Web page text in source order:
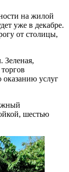
на жилой
уже в декабре.
от столицы,
Зеленая,
оказанию услуг
шестью